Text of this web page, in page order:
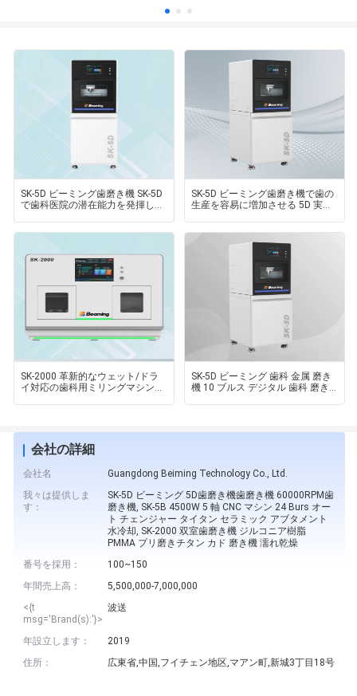
SK-5D ビーミング歯磨き機 SK-5D
で歯科医院の潜在能力を発揮して
SK-5D ビーミング歯磨き機で歯の
生産を容易に増加させる 5D 実験
SK-2000 革新的なウェット/ドラ
イ対応の歯科用ミリングマシン、
SK-5D ビーミング 歯科 金属 磨き
機 10 ブルス デジタル 歯科 磨き
会社の詳細
会社名
Guangdong Beiming Technology Co., Ltd.
我々は提供しま
す：
SK-5D ビーミング 5D歯磨き機歯磨き機 60000RPM歯
磨き機, SK-5B 4500W 5 軸 CNC マシン 24 Burs オー
ト チェンジャー タイタン セラミック アブタメント
水冷却, SK-2000 双室歯磨き機 ジルコニア樹脂
PMMA プリ磨きチタン カド 磨き機 濡れ乾燥
番号を採用：
100~150
年間売上高：
5,500,000-7,000,000
<{t
msg='Brand(s):'}>
波送
年設立します：
2019
住所：
広東省,中国,フイチェン地区,マアン町,新城3丁目18号